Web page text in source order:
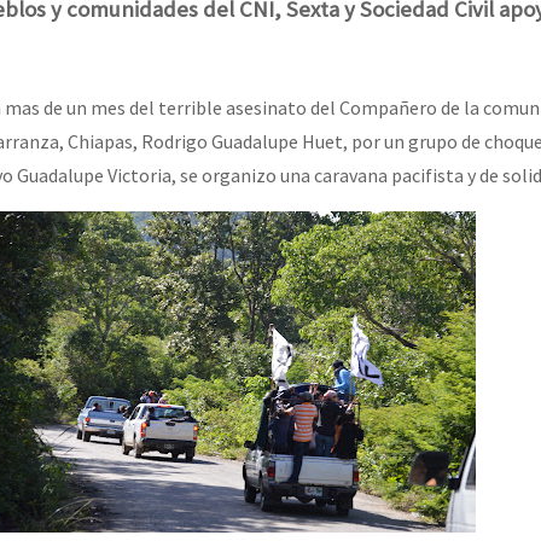
contra a Humanidad”
contra a Humanidade”
globales por la libertad de Jesús Plácido Galindo y el alto a
Virá” se publica no Estado Espanhol
mundo saiba! Nossas lutas pela memória, a justiça e a dignidade
y comunidades del CNI, Sexta y Sociedad Civil
de un mes del terrible asesinato del Compañero de la
Chiapas, Rodrigo Guadalupe Huet, por un grupo de
Guadalupe Victoria, se organizo una caravana pacifista y de